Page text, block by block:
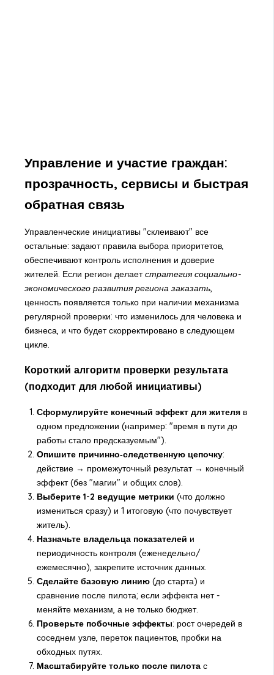
Управление и участие граждан:
прозрачность, сервисы и быстрая
обратная связь
Управленческие инициативы "склеивают" все
остальные: задают правила выбора приоритетов,
обеспечивают контроль исполнения и доверие
жителей. Если регион делаетстратегия социально-
экономического развития региона заказать,
ценность появляется только при наличии механизма
регулярной проверки: что изменилось для человека и
бизнеса, и что будет скорректировано в следующем
цикле.
Короткий алгоритм проверки результата
(подходит для любой инициативы)
Сформулируйте конечный эффект для жителяв
одном предложении (например: "время в пути до
работы стало предсказуемым").
Опишите причинно‑следственную цепочку:
действие → промежуточный результат → конечный
эффект (без "магии" и общих слов).
Выберите 1-2 ведущие метрики (что должно
измениться сразу) и 1 итоговую (что почувствует
житель).
Назначьте владельца показателей и
периодичность контроля (еженедельно/
ежемесячно), закрепите источник данных.
Сделайте базовую линию(до старта) и
сравнение после пилота; если эффекта нет -
меняйте механизм, а не только бюджет.
Проверьте побочные эффекты: рост очередей в
соседнем узле, переток пациентов, пробки на
обходных путях.
Масштабируйте только после пилотас